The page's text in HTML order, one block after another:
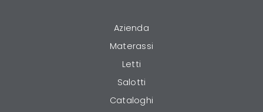
Azienda
Materassi
Letti
Salotti
Cataloghi